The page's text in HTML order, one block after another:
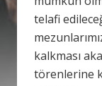
telafi
kalkması
törenlerine